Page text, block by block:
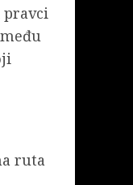
pravci
ruta